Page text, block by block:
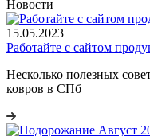
Новости
15.05.2023
Работайте с сайтом
Несколько полезных
ковров в СПб